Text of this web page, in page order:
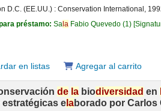
D.C. (EE.UU.) :Conservation International,
préstamo:Sala Fabio Quevedo (1)
en listas Agregar al carrito
de la biodiversidad en
estratégicase laborado por Carlos